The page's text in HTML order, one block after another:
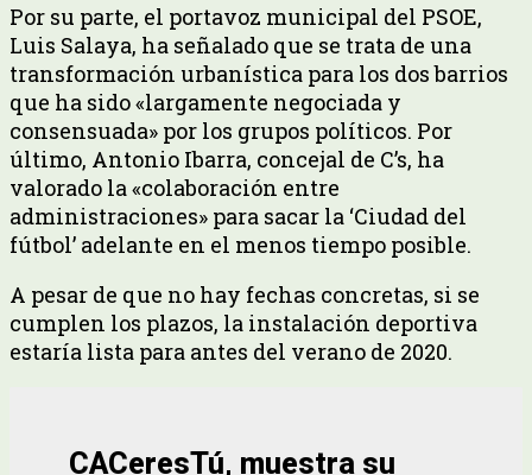
Por su parte, el portavoz municipal del PSOE,
Luis Salaya, ha señalado que se trata de una
transformación urbanística para los dos barrios
que ha sido «largamente negociada y
consensuada» por los grupos políticos. Por
último, Antonio Ibarra, concejal de C’s, ha
valorado la «colaboración entre
administraciones» para sacar la ‘Ciudad del
fútbol’ adelante en el menos tiempo posible.
A pesar de que no hay fechas concretas, si se
cumplen los plazos, la instalación deportiva
estaría lista para antes del verano de 2020.
CACeresTú, muestra su